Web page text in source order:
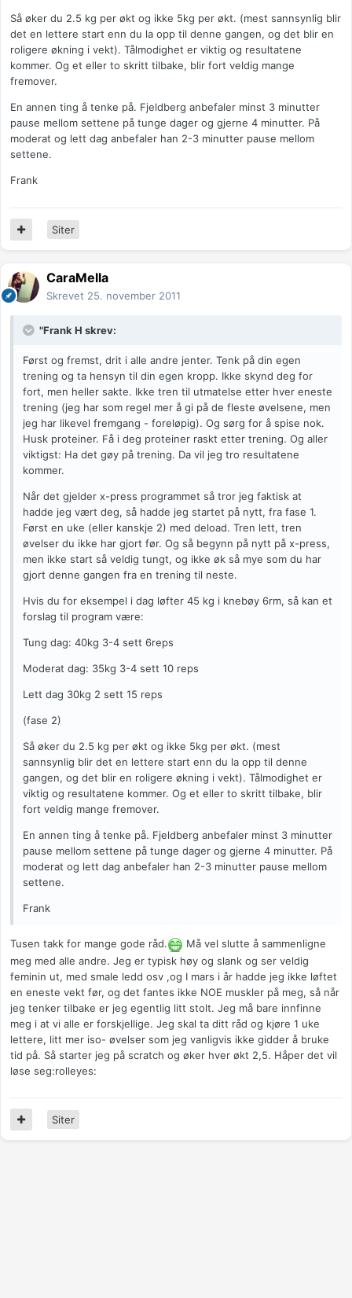
Så øker du 2.5 kg per økt og ikke 5kg per økt. (mest sannsynlig blir
det en lettere start enn du la opp til denne gangen, og det blir en
roligere økning i vekt). Tålmodighet er viktig og resultatene
kommer. Og et eller to skritt tilbake, blir fort veldig mange
fremover.
En annen ting å tenke på. Fjeldberg anbefaler minst 3 minutter
pause mellom settene på tunge dager og gjerne 4 minutter. På
moderat og lett dag anbefaler han 2-3 minutter pause mellom
settene.
Frank
Siter
CaraMella
Skrevet 25. november 2011
"Frank H skrev:
Først og fremst, drit i alle andre jenter. Tenk på din egen
trening og ta hensyn til din egen kropp. Ikke skynd deg for
fort, men heller sakte. Ikke tren til utmatelse etter hver eneste
trening (jeg har som regel mer å gi på de fleste øvelsene, men
jeg har likevel fremgang - foreløpig). Og sørg for å spise nok.
Husk proteiner. Få i deg proteiner raskt etter trening. Og aller
viktigst: Ha det gøy på trening. Da vil jeg tro resultatene
kommer.
Når det gjelder x-press programmet så tror jeg faktisk at
hadde jeg vært deg, så hadde jeg startet på nytt, fra fase 1.
Først en uke (eller kanskje 2) med deload. Tren lett, tren
øvelser du ikke har gjort før. Og så begynn på nytt på x-press,
men ikke start så veldig tungt, og ikke øk så mye som du har
gjort denne gangen fra en trening til neste.
Hvis du for eksempel i dag løfter 45 kg i knebøy 6rm, så kan et
forslag til program være:
Tung dag: 40kg 3-4 sett 6reps
Moderat dag: 35kg 3-4 sett 10 reps
Lett dag 30kg 2 sett 15 reps
(fase 2)
Så øker du 2.5 kg per økt og ikke 5kg per økt. (mest
sannsynlig blir det en lettere start enn du la opp til denne
gangen, og det blir en roligere økning i vekt). Tålmodighet er
viktig og resultatene kommer. Og et eller to skritt tilbake, blir
fort veldig mange fremover.
En annen ting å tenke på. Fjeldberg anbefaler minst 3 minutter
pause mellom settene på tunge dager og gjerne 4 minutter. På
moderat og lett dag anbefaler han 2-3 minutter pause mellom
settene.
Frank
Tusen takk for mange gode råd.
Må vel slutte å sammenligne
meg med alle andre. Jeg er typisk høy og slank og ser veldig
feminin ut, med smale ledd osv ,og I mars i år hadde jeg ikke løftet
en eneste vekt før, og det fantes ikke NOE muskler på meg, så når
jeg tenker tilbake er jeg egentlig litt stolt. Jeg må bare innfinne
meg i at vi alle er forskjellige. Jeg skal ta ditt råd og kjøre 1 uke
lettere, litt mer iso- øvelser som jeg vanligvis ikke gidder å bruke
tid på. Så starter jeg på scratch og øker hver økt 2,5. Håper det vil
løse seg:rolleyes:
Siter